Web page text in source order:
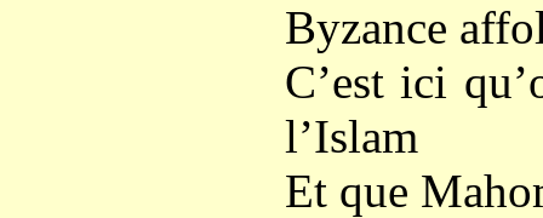
Byzance
C’est ici
l’Islam
Et que